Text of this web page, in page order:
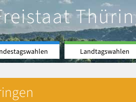
Landtagswahlen